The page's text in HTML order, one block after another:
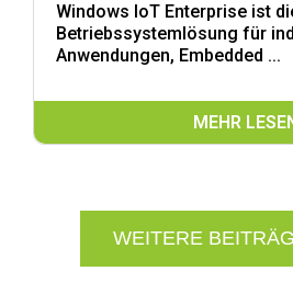
Windows IoT Enterprise ist
Betriebssystemlösung für
Anwendungen, Embedded ...
MEHR
WEITERE